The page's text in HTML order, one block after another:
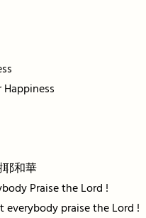
Happiness
和華
Praise the Lord !
everybody praise the Lord !